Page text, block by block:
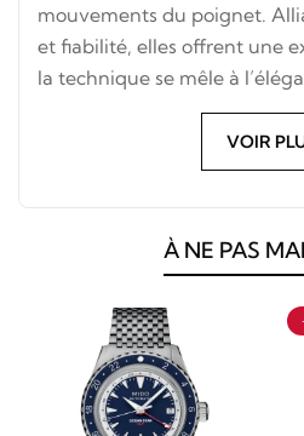
mouvements du poignet.
et fiabilité, elles offrent une
la technique se mêle à
VOIR
À NE PAS